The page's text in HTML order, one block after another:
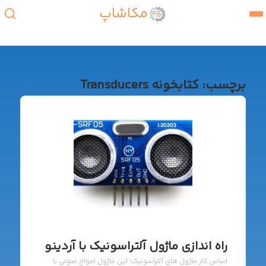
مکاشاپ
برچسب: کتابخونه Transducers
راه اندازی ماژول آلتراسونیک با آردینو
اساس کار ماژول های آلتراسونیک: این ماژول امواج صوتی با